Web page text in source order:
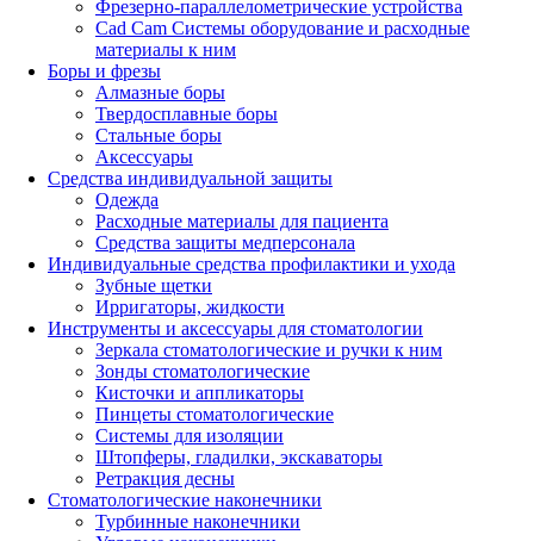
Фрезерно-параллелометрические устройства
Cad Cam Системы оборудование и расходные
материалы к ним
Боры и фрезы
Алмазные боры
Твердосплавные боры
Стальные боры
Аксессуары
Средства индивидуальной защиты
Одежда
Расходные материалы для пациента
Средства защиты медперсонала
Индивидуальные средства профилактики и ухода
Зубные щетки
Ирригаторы, жидкости
Инструменты и аксессуары для стоматологии
Зеркала стоматологические и ручки к ним
Зонды стоматологические
Кисточки и аппликаторы
Пинцеты стоматологические
Системы для изоляции
Штопферы, гладилки, экскаваторы
Ретракция десны
Стоматологические наконечники
Турбинные наконечники